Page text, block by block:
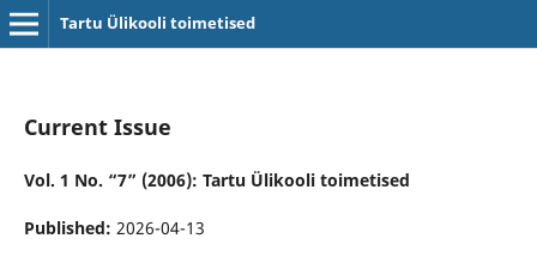
Tartu Ülikooli toimetised
Current Issue
Vol. 1 No. “7” (2006): Tartu Ülikooli toimetised
Published: 2026-04-13